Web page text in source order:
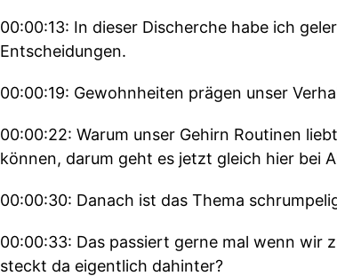
00:00:13: In dieser Discherche habe ich
Entscheidungen.
00:00:19: Gewohnheiten prägen unser
00:00:22: Warum unser Gehirn Routinen
können, darum geht es jetzt gleich hier bei
00:00:30: Danach ist das Thema
00:00:33: Das passiert gerne mal wenn wir
steckt da eigentlich dahinter?